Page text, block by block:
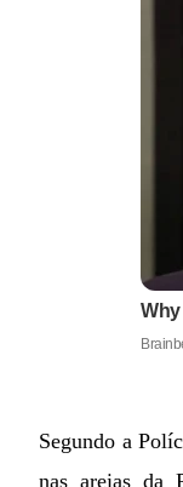
Segundo a
nas areias da